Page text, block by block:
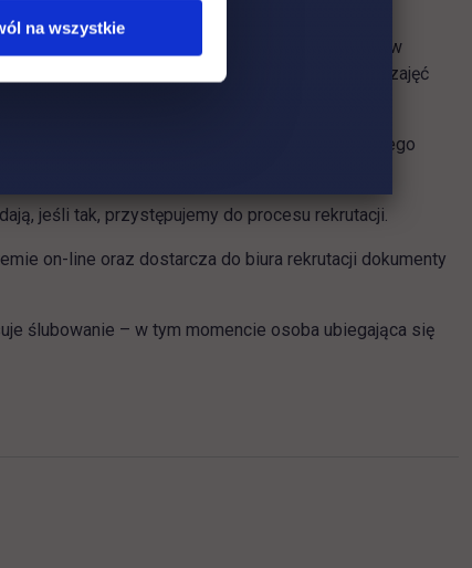
na wszystkie
pobranej w
przedmiotów wraz z formami prowadzenia zajęć
przebiegu studiów, dziekanat i Dziekan wybranego
jeśli tak, przystępujemy do procesu rekrutacji.
on-line oraz dostarcza do biura rekrutacji dokumenty
ślubowanie – w tym momencie osoba ubiegająca się